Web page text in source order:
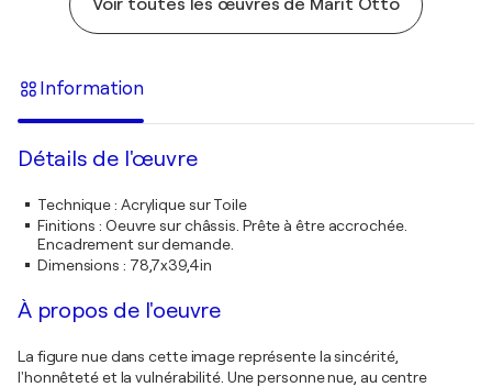
Voir toutes les œuvres de Marit Otto
Information
Détails de l'œuvre
Technique: Acrylique sur Toile
Finitions : Oeuvre sur châssis. Prête à être accrochée.
Encadrement sur demande.
Dimensions : 78,7x39,4in
À propos de l'oeuvre
La figure nue dans cette image représente la sincérité,
l'honnêteté et la vulnérabilité. Une personne nue, au centre